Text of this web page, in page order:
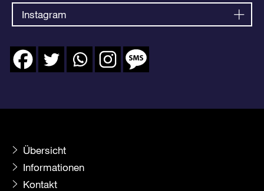
Instagram
Übersicht
Informationen
Kontakt